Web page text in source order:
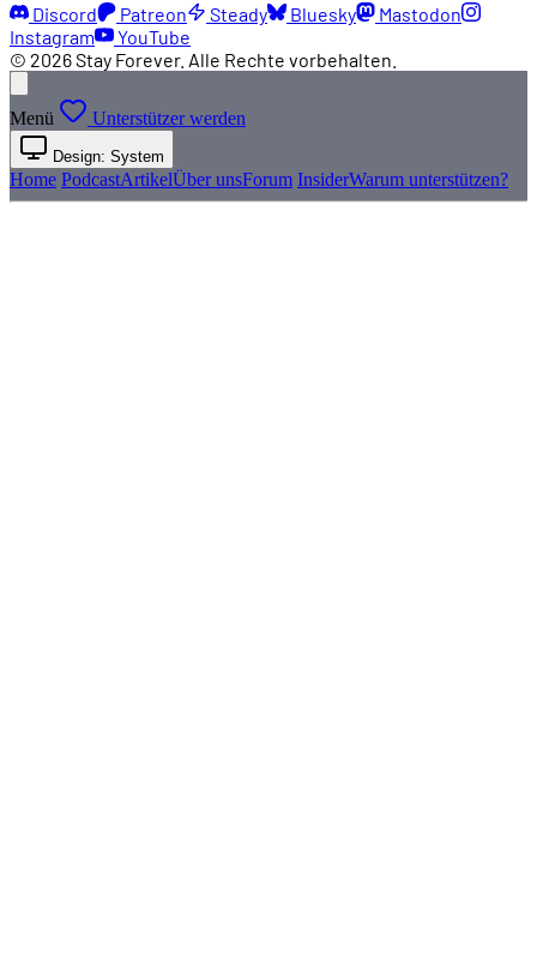
Discord Patreon Steady Bluesky
Mastodon
Instagram
YouTube
© 2026 Stay Forever. Alle Rechte vorbehalten.
Menü Unterstützer werden
Design: System
Home PodcastArtikelÜber unsForum InsiderWarum unterstützen?